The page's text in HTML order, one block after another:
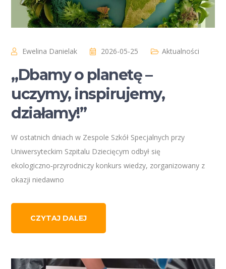
Ewelina Danielak 2026-05-25 Aktualności
„Dbamy o planetę –
uczymy, inspirujemy,
działamy!”
W ostatnich dniach w Zespole Szkół Specjalnych przy
Uniwersyteckim Szpitalu Dziecięcym odbył się
ekologiczno‑przyrodniczy konkurs wiedzy, zorganizowany z
okazji niedawno
CZYTAJ DALEJ